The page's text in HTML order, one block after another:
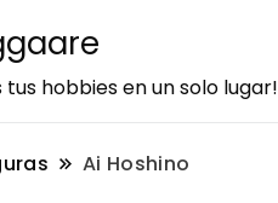
tus hobbies en un solo lugar!
Ai Hoshino